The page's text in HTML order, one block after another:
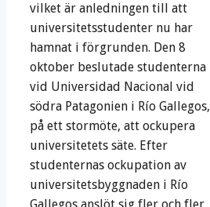
vilket är anledningen till att
universitetsstudenter nu har
hamnat i förgrunden. Den 8
oktober beslutade studenterna
vid Universidad Nacional vid
södra Patagonien i Río Gallegos,
på ett stormöte, att ockupera
universitetets säte. Efter
studenternas ockupation av
universitetsbyggnaden i Río